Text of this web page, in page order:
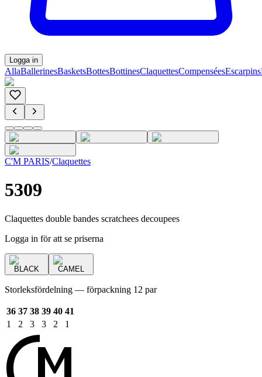
Logga in
AllaBallerinesBasketsBottesBottinesClaquettesCompenséesEscarpins
C'M PARIS/Claquettes
5309
Claquettes double bandes scratchees decoupees
Logga in för att se priserna
BLACK CAMEL
Storleksfördelning — förpackning 12 par
36 37 38 39 40 41
1
2 3 3 2 1